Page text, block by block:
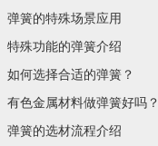
弹簧的特殊场景应用
特殊功能的弹簧介绍
如何选择合适的弹簧？
有色金属材料做弹簧好吗？
弹簧的选材流程介绍